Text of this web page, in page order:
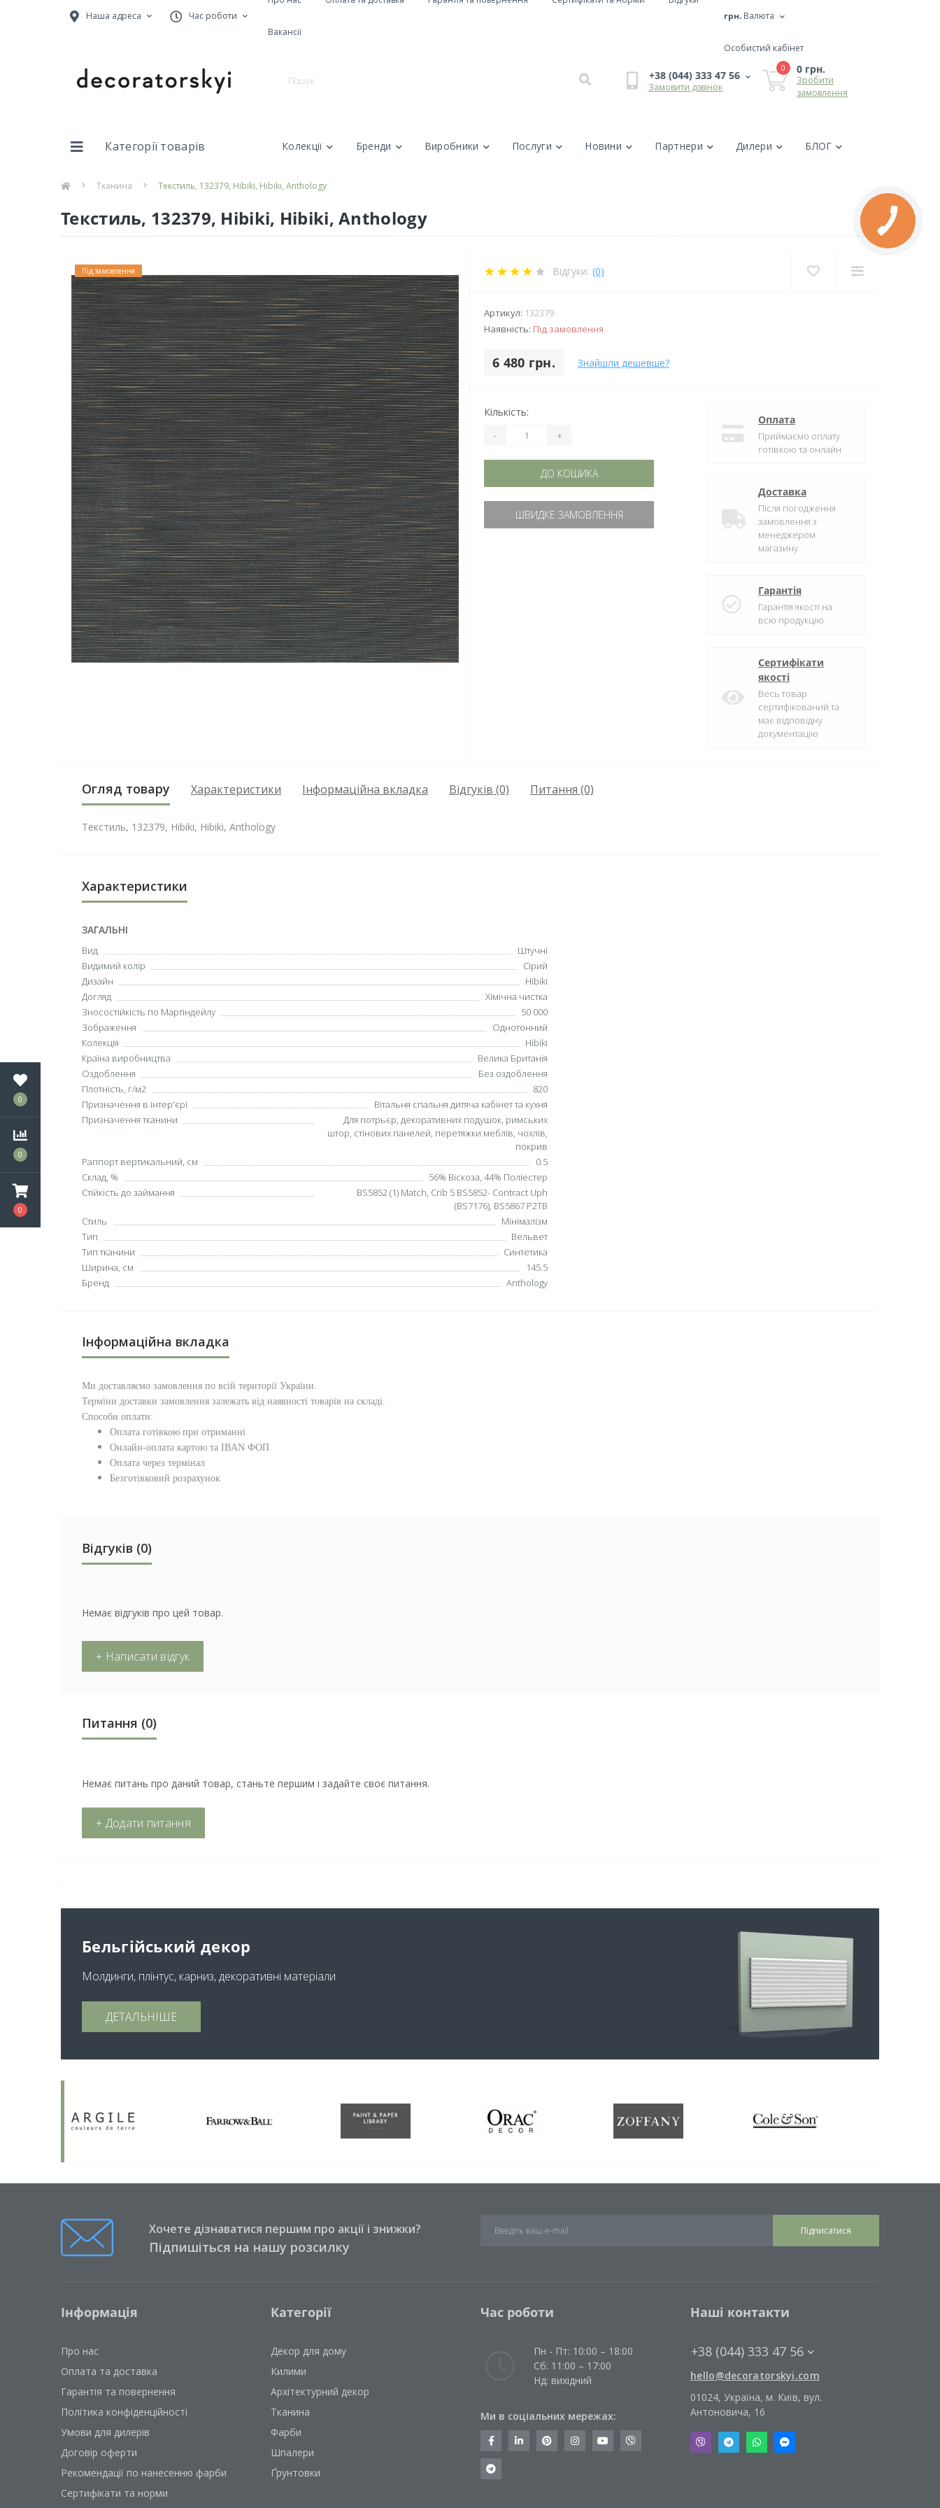
0
0
0
Наша адреса Час роботи
Вакансії
грн. Валюта
Особистий кабінет
+38 (044) 333 47 56
Замовити дзвінок
0 0 грн.
Зробити
замовлення
Категорії товарів Колекції Бренди Виробники Послуги Новини Партнери Дилери БЛОГ
Тканина Текстиль, 132379, Hibiki, Hibiki, Anthology
Текстиль, 132379, Hibiki, Hibiki, Anthology
Під замовлення Відгуки: (0)
Артикул: 132379
Наявність: Під замовлення
6 480 грн. Знайшли дешевше?
Кількість:
- +
ДО КОШИКА
ШВИДКЕ ЗАМОВЛЕННЯ
Оплата
Приймаємо оплату
готівкою та онлайн
Доставка
Після погодження
замовлення з
менеджером
магазину
Гарантія
Гарантія якості на
всю продукцію
Сертифікати
якості
Весь товар
сертифікований та
має відповідну
документацію
Огляд товару Характеристики Інформаційна вкладка Відгуків (0) Питання (0)
Текстиль, 132379, Hibiki, Hibiki, Anthology
Характеристики
ЗАГАЛЬНІ
Вид
Штучні
Видимий колір
Сірий
Дизайн
Hibiki
Догляд
Хімічна чистка
Зносостійкість по Мартіндейлу
50 000
Зображення
Однотонний
Колекція
Hibiki
Країна виробництва
Велика Британія
Оздоблення
Без оздоблення
Плотність, г/м2
820
Призначення в інтер'єрі
Вітальня спальня дитяча кабінет та кухня
Призначення тканини
Для потрьєр, декоративних подушок, римських
штор, стінових панелей, перетяжки меблів, чохлів,
покрив
Раппорт вертикальний, см
0.5
Склад, %
56% Віскоза, 44% Поліестер
Стійкість до займання
BS5852 (1) Match, Crib 5 BS5852- Contract Uph
(BS7176), BS5867 P2TB
Стиль
Мінімалізм
Тип
Вельвет
Тип тканини
Синтетика
Ширина, см
145.5
Бренд
Anthology
Інформаційна вкладка
Ми доставляємо замовлення по всій території України.
Терміни доставки замовлення залежать від наявності товарів на складі.
Способи оплати:
Оплата готівкою при отриманні
Онлайн-оплата картою та IBAN ФОП
Оплата через термінал
Безготівковий розрахунок
Відгуків (0)
Немає відгуків про цей товар.
+ Написати відгук
Питання (0)
Немає питань про даний товар, станьте першим і задайте своє питання.
+ Додати питання
Бельгійський декор
Молдинги, плінтус, карниз, декоративні матеріали
ДЕТАЛЬНІШЕ
Хочете дізнаватися першим про акції і знижки?
Підпишіться на нашу розсилку
Підписатися
Інформація
Про нас
Оплата та доставка
Гарантія та повернення
Політика конфіденційності
Умови для дилерів
Договір оферти
Рекомендації по нанесенню фарби
Сертифікати та норми
Категорії
Декор для дому
Килими
Архітектурний декор
Тканина
Фарби
Шпалери
Ґрунтовки
Час роботи
Пн - Пт: 10:00 – 18:00
Сб: 11:00 – 17:00
Нд: вихідний
Ми в соціальних мережах:
Наші контакти
+38 (044) 333 47 56
hello@decoratorskyi.com
01024, Україна, м. Київ, вул.
Антоновича, 16